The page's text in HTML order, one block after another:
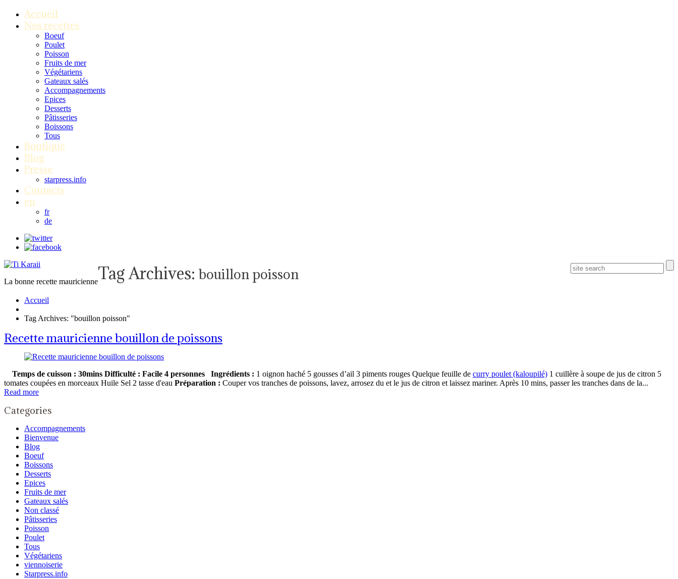
Accueil
Nos recettes
Boeuf
Poulet
Poisson
Fruits de mer
Végétariens
Gateaux salés
Accompagnements
Epices
Desserts
Pâtisseries
Boissons
Tous
Boutique
Blog
Presse
starpress.info
Contacts
en
fr
de
La bonne recette mauricienneTag Archives: bouillon poisson
Accueil
Tag Archives: "bouillon poisson"
Recette mauricienne bouillon de poissons
Temps de cuisson : 30mins Difficulté : Facile 4 personnes Ingrédients : 1 oignon haché 5 gousses d’ail 3 piments rouges Quelque feuille de curry poulet (kaloupilé) 1 cuillère à soupe de jus de citron 5
tomates coupées en morceaux Huile Sel 2 tasse d'eau Préparation : Couper vos tranches de poissons, lavez, arrosez du et le jus de citron et laissez mariner. Après 10 mins, passer les tranches dans de la...
Read more
Categories
Accompagnements
Bienvenue
Blog
Boeuf
Boissons
Desserts
Epices
Fruits de mer
Gateaux salés
Non classé
Pâtisseries
Poisson
Poulet
Tous
Végétariens
viennoiserie
Starpress.info